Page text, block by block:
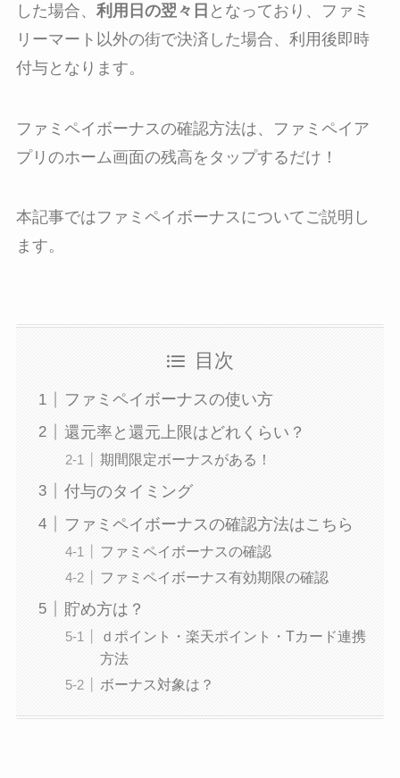
した場合、 利用日の翌々日 となっており、ファミ
リーマート以外の街で決済した場合、利用後即時
付与となります。
ファミペイボーナスの確認方法は、ファミペイア
プリのホーム画面の残高をタップするだけ！
本記事ではファミペイボーナスについてご説明し
ます。
目次
ファミペイボーナスの使い方
還元率と還元上限はどれくらい？
期間限定ボーナスがある！
付与のタイミング
ファミペイボーナスの確認方法はこちら
ファミペイボーナスの確認
ファミペイボーナス有効期限の確認
貯め方は？
ｄポイント・楽天ポイント・Tカード連携
方法
ボーナス対象は？